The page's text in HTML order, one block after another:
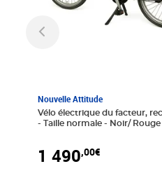
Nouvelle Attitude
Vélo électrique du facteur,
- Taille normale - Noir/ Rouge
1 490,00€